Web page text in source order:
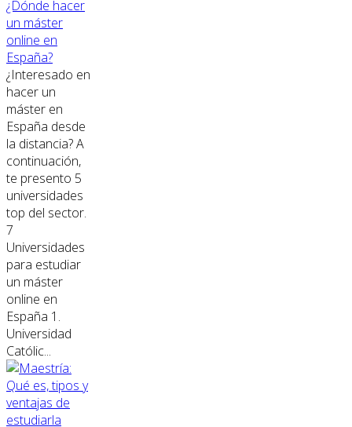
¿Dónde hacer
un máster
online en
España?
¿Interesado en
hacer un
máster en
España desde
la distancia? A
continuación,
te presento 5
universidades
top del sector.
7
Universidades
para estudiar
un máster
online en
España 1.
Universidad
Católic...